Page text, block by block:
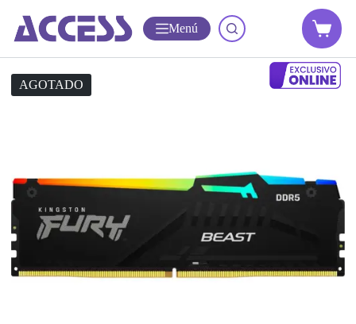
Menú
AGOTADO